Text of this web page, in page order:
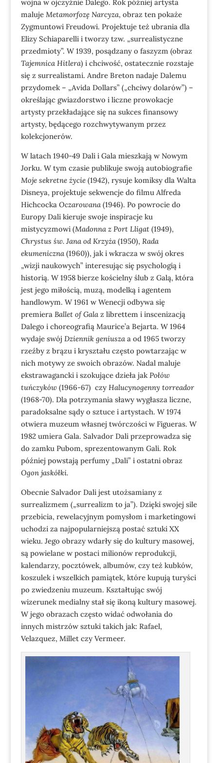
wojna w ojczyźnie Dalego. Rok później artysta
maluje Metamorfozę Narcyza, obraz ten pokaże
Zygmuntowi Freudowi. Projektuje też ubrania dla
Elizy Schiaparelli i tworzy tzw. „surrealistyczne
przedmioty”. W 1939, posądzany o faszyzm (obraz
Tajemnica Hitlera) i chciwość, ostatecznie rozstaje
się z surrealistami. Andre Breton nadaje Dalemu
przydomek – „Avida Dollars” („chciwy dolarów”) –
określając gwiazdorstwo i liczne prowokacje
artysty przekładające się na sukces finansowy
artysty, będącego rozchwytywanym przez
kolekcjonerów.
W latach 1940-49 Dali i Gala mieszkają w Nowym
Jorku. W tym czasie publikuje swoją autobiografie
Moje sekretne życie(1942), rysuje komiksy dla Walta
Disneya, projektuje sekwencje do filmu Alfreda
Hichcocka Oczarowana (1946). Po powrocie do
Europy Dali kieruje swoje inspiracje ku
mistycyzmowi (Madonna z Port Lligat(1949),
Chrystus św. Jana od Krzyża (1950), Rada
ekumeniczna(1960)), jak i wkracza w swój okres
„wizji naukowych” interesując się psychologią i
historią. W 1958 bierze kościelny ślub z Galą, która
jest jego miłością, muzą, modelką i agentem
handlowym. W 1961 w Wenecji odbywa się
premiera Ballet of Galaz librettem i inscenizacją
Dalego i choreografią Maurice’a Bejarta. W 1964
wydaje swój Dziennik geniusza a od 1965 tworzy
rzeźby z brązu i kryształu często powtarzając w
nich motywy ze swoich obrazów. Nadal maluje
ekstrawagancki i szokujące dzieła jak Połów
tuńczyków(1966-67) czy Halucynogenny torreador
(1968-70). Dla potrzymania sławy wygłasza liczne,
paradoksalne sądy o sztuce i artystach. W 1974
otwiera muzeum własnej twórczości w Figueras. W
1982 umiera Gala. Salvador Dali przeprowadza się
do zamku Pubom, sprezentowanym Gali. Rok
później powstają perfumy „Dali” i ostatni obraz
Ogon jaskółki.
Obecnie Salvador Dali jest utożsamiany z
surrealizmem („surrealizm to ja”). Dzięki swojej sile
przebicia, rewelacyjnym pomysłom i marketingowi
uchodzi za najpopularniejszą postać sztuki XX
wieku. Jego obrazy wdarły się do kultury masowej,
są powielane w postaci milionów reprodukcji,
kalendarzy, pocztówek, albumów, czy też kubków,
koszulek i wszelkich pamiątek, które kupują turyści
po zwiedzeniu muzeum. Kształtując swój
wizerunek medialny stał się ikoną kultury masowej.
W jego obrazach często widać odwołania do
innych mistrzów sztuki takich jak: Rafael,
Velazquez, Millet czy Vermeer.